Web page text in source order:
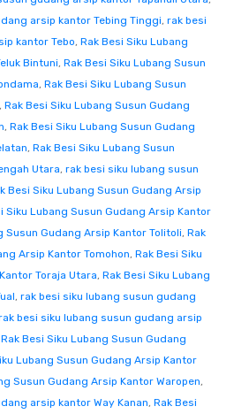
arsip kantor Tebing Tinggi, rak besi
kantor Tebo, Rak Besi Siku Lubang
Bintuni, Rak Besi Siku Lubang Susun
, Rak Besi Siku Lubang Susun
, Rak Besi Siku Lubang Susun Gudang
, Rak Besi Siku Lubang Susun Gudang
, Rak Besi Siku Lubang Susun
Utara, rak besi siku lubang susun
Besi Siku Lubang Susun Gudang Arsip
Siku Lubang Susun Gudang Arsip Kantor
Susun Gudang Arsip Kantor Tolitoli, Rak
Arsip Kantor Tomohon, Rak Besi Siku
Toraja Utara, Rak Besi Siku Lubang
, rak besi siku lubang susun gudang
besi siku lubang susun gudang arsip
Rak Besi Siku Lubang Susun Gudang
Lubang Susun Gudang Arsip Kantor
Susun Gudang Arsip Kantor Waropen,
arsip kantor Way Kanan, Rak Besi